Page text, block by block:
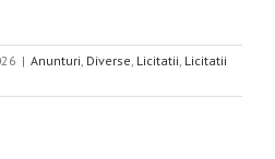
| Anunturi Diverse Licitatii Licitatii